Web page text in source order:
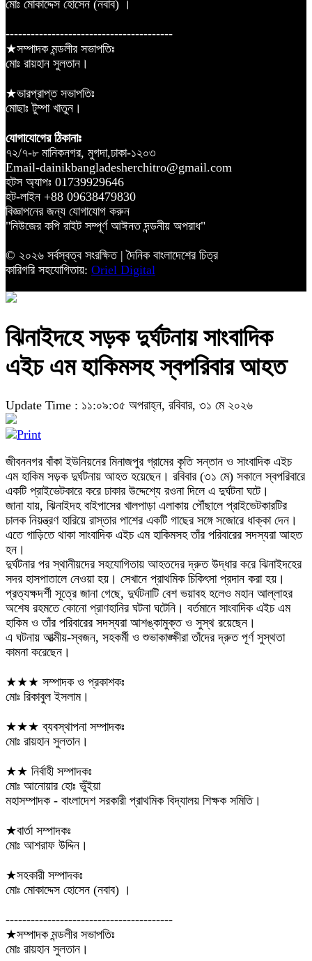
মোঃ মোকাদ্দেস হোসেন (নবাব) ।
----------------------------------------
★সম্পাদক মন্ডলীর সভাপতিঃ
মোঃ রায়হান সুলতান।
★ভারপ্রাপ্ত সভাপতিঃ
মোছাঃ টুম্পা খাতুন।
যোগাযোগের ঠিকানাঃ
৭২/৭-৮ মানিকনগর, মুগদা,ঢাকা-১২০৩
Email-dainikbangladesherchitro@gmail.com
হটস অ্যাপঃ 01739929646
হট-লাইন +88 09638479830
বিজ্ঞাপনের জন্য যোগাযোগ করুন
"নিউজের কপি রাইট সম্পূর্ণ আঈনত দন্ডনীয় অপরাধ"
© ২০২৬ সর্বস্বত্ব সংরক্ষিত | দৈনিক বাংলাদেশের চিত্র
কারিগরি সহযোগিতায়: Oriel Digital
ঝিনাইদহে সড়ক দুর্ঘটনায় সাংবাদিক
এইচ এম হাকিমসহ স্বপরিবার আহত
Update Time : ১১:০৯:৩৫ অপরাহ্ন, রবিবার, ৩১ মে ২০২৬
জীবননগর বাঁকা ইউনিয়নের মিনাজপুর গ্রামের কৃতি সন্তান ও সাংবাদিক এইচ
এম হাকিম সড়ক দুর্ঘটনায় আহত হয়েছেন। রবিবার (৩১ মে) সকালে স্বপরিবারে
একটি প্রাইভেটকারে করে ঢাকার উদ্দেশ্যে রওনা দিলে এ দুর্ঘটনা ঘটে।
জানা যায়, ঝিনাইদহ বাইপাসের খালপাড়া এলাকায় পৌঁছালে প্রাইভেটকারটির
চালক নিয়ন্ত্রণ হারিয়ে রাস্তার পাশের একটি গাছের সঙ্গে সজোরে ধাক্কা দেন।
এতে গাড়িতে থাকা সাংবাদিক এইচ এম হাকিমসহ তাঁর পরিবারের সদস্যরা আহত
হন।
দুর্ঘটনার পর স্থানীয়দের সহযোগিতায় আহতদের দ্রুত উদ্ধার করে ঝিনাইদহের
সদর হাসপাতালে নেওয়া হয়। সেখানে প্রাথমিক চিকিৎসা প্রদান করা হয়।
প্রত্যক্ষদর্শী সূত্রে জানা গেছে, দুর্ঘটনাটি বেশ ভয়াবহ হলেও মহান আল্লাহর
অশেষ রহমতে কোনো প্রাণহানির ঘটনা ঘটেনি। বর্তমানে সাংবাদিক এইচ এম
হাকিম ও তাঁর পরিবারের সদস্যরা আশঙ্কামুক্ত ও সুস্থ রয়েছেন।
এ ঘটনায় আত্মীয়-স্বজন, সহকর্মী ও শুভাকাঙ্ক্ষীরা তাঁদের দ্রুত পূর্ণ সুস্থতা
কামনা করেছেন।
★★★ সম্পাদক ও প্রকাশকঃ
মোঃ রিকাবুল ইসলাম।
★★★ ব্যবস্থাপনা সম্পাদকঃ
মোঃ রায়হান সুলতান।
★★ নির্বাহী সম্পাদকঃ
মোঃ আনোয়ার হোঃ ভুঁইয়া
মহাসম্পাদক - বাংলাদেশ সরকারী প্রাথমিক বিদ্যালয় শিক্ষক সমিতি।
★বার্তা সম্পাদকঃ
মোঃ আশরাফ উদ্দিন।
★সহকারী সম্পাদকঃ
মোঃ মোকাদ্দেস হোসেন (নবাব) ।
----------------------------------------
★সম্পাদক মন্ডলীর সভাপতিঃ
মোঃ রায়হান সুলতান।